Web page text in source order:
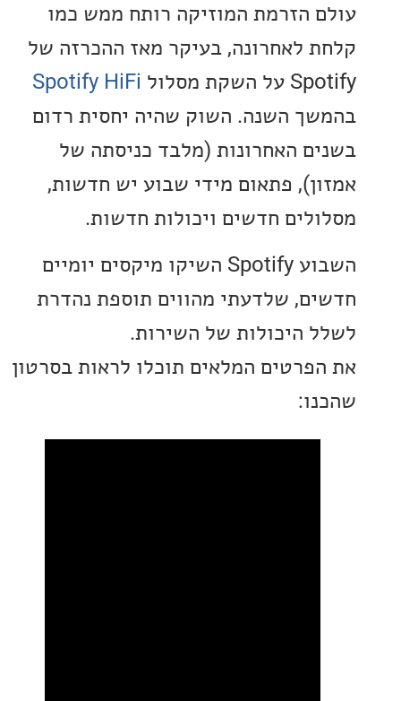
הזרמת המוזיקה רותח ממש כמו
לאחרונה, בעיקר מאז ההכרזה של
Spotify HiFi
השנה. השוק שהיה יחסית רדום
האחרונות (מלבד כניסתה של
פתאום מידי שבוע יש חדשות,
חדשים ויכולות חדשות.
השבוע Spotify השיקו מיקסים יומיים
שלדעתי מהווים תוספת נהדרת
היכולות של השירות.
המלאים תוכלו לראות בסרטון